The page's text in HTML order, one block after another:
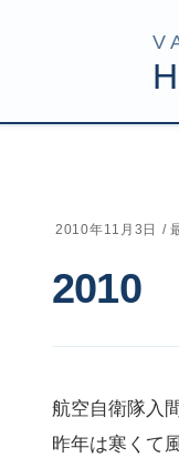
2010年11月3日 /
2010
航空自衛隊入
昨年は寒くて